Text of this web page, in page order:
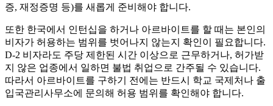
증, 재정증명 등)를 새롭게 준비해야 합니다.
또한 한국에서 인턴십을 하거나 아르바이트를 할 때는 본인의
비자가 허용하는 범위를 벗어나지 않는지 확인이 필요합니다.
D-2 비자라도 주당 제한된 시간 이상으로 근무하거나, 허가받
지 않은 업종에서 일하면 불법 취업으로 간주될 수 있습니다.
따라서 아르바이트를 구하기 전에는 반드시 학교 국제처나 출
입국관리사무소에 문의해 허용 범위를 확인해야 합니다.